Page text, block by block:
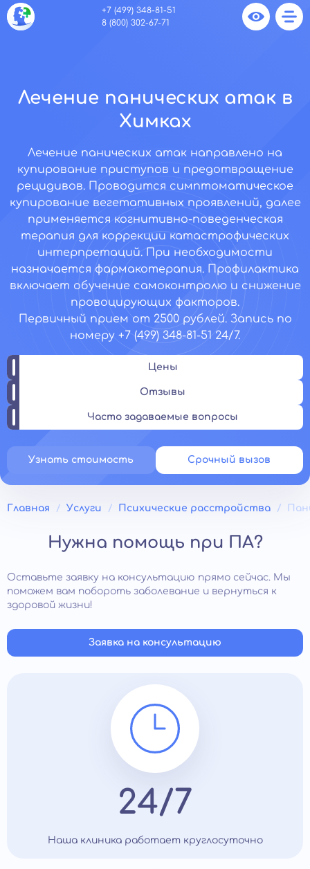
+7 (499) 348-81-51
8 (800) 302-67-71
Лечение панических атак в
Химках
Лечение панических атак направлено на
купирование приступов и предотвращение
рецидивов. Проводится симптоматическое
купирование вегетативных проявлений, далее
применяется когнитивно-поведенческая
терапия для коррекции катастрофических
интерпретаций. При необходимости
назначается фармакотерапия. Профилактика
включает обучение самоконтролю и снижение
провоцирующих факторов.
Первичный прием от 2500 рублей. Запись по
номеру +7 (499) 348-81-51 24/7.
Цены
Отзывы
Часто задаваемые вопросы
Узнать стоимость Срочный вызов
Главная Услуги Психические расстройства
Нужна помощь при ПА?
Оставьте заявку на консультацию прямо сейчас. Мы
поможем вам побороть заболевание и вернуться к
здоровой жизни!
Заявка на консультацию
24/7
Наша клиника работает круглосуточно